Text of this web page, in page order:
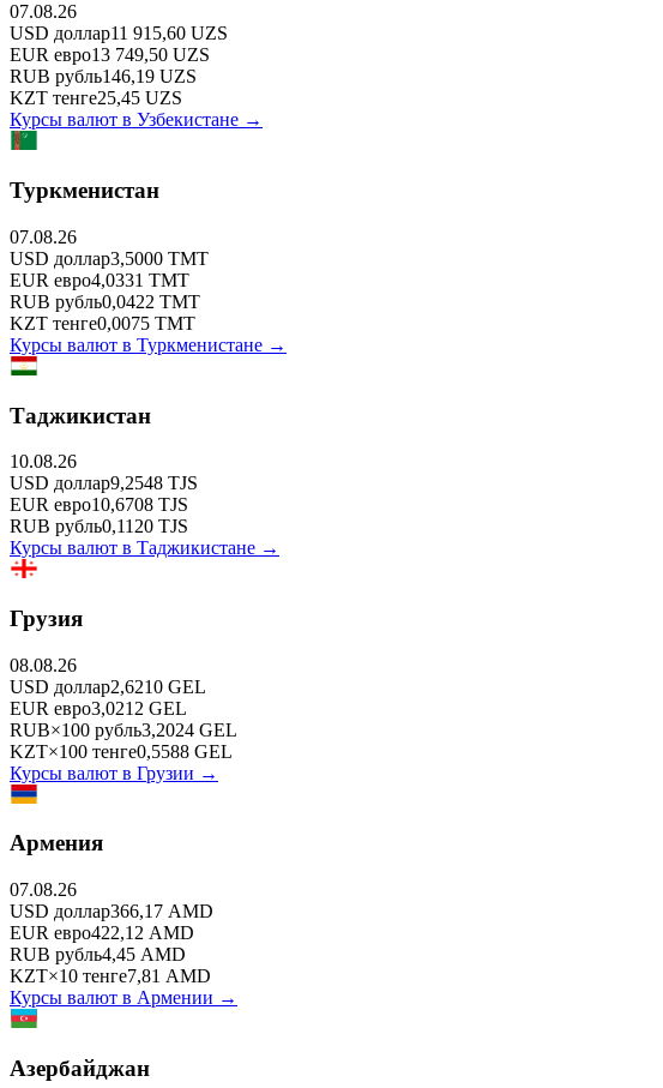
07.08.26
USD доллар11 915,60 UZS
EUR евро13 749,50 UZS
RUB рубль146,19 UZS
KZT тенге25,45 UZS
Курсы валют в Узбекистане →
Туркменистан
07.08.26
USD доллар3,5000 TMT
EUR евро4,0331 TMT
RUB рубль0,0422 TMT
KZT тенге0,0075 TMT
Курсы валют в Туркменистане →
Таджикистан
10.08.26
USD доллар9,2548 TJS
EUR евро10,6708 TJS
RUB рубль0,1120 TJS
Курсы валют в Таджикистане →
Грузия
08.08.26
USD доллар2,6210 GEL
EUR евро3,0212 GEL
RUB×100 рубль3,2024 GEL
KZT×100 тенге0,5588 GEL
Курсы валют в Грузии →
Армения
07.08.26
USD доллар366,17 AMD
EUR евро422,12 AMD
RUB рубль4,45 AMD
KZT×10 тенге7,81 AMD
Курсы валют в Армении →
Азербайджан